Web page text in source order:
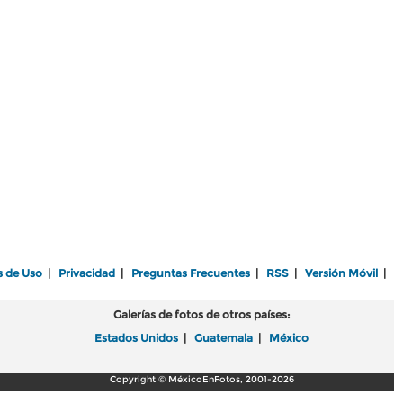
de Uso Privacidad Preguntas Frecuentes RSS Versión Móvil
Galerías de fotos de otros países:
Estados Unidos
Guatemala México
Copyright © MéxicoEnFotos, 2001-2026